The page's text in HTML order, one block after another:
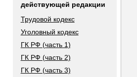
действующей редакции
Трудовой кодекс
Уголовный кодекс
ГК РФ (часть 1)
ГК РФ (часть 2)
ГК РФ (часть 3)